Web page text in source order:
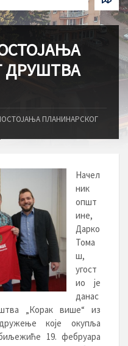
ДРУШТВА
ПЛАНИНАРСКОГ
Начел
ник
општ
ине,
Дарко
Тома
ш,
угост
ио је
данас
„Корак више“ из
које окупља
19. фебруара